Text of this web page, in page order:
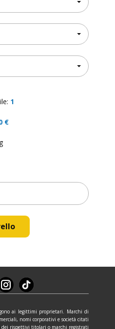
1
€
ai legittimi proprietari. Marchi di
nomi corporativi e società citati
dei rispettivi titolari o marchi registrati